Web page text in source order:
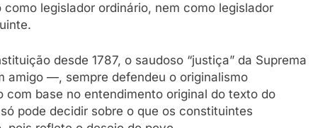
legislador ordinário, nem como legislador
desde 1787, o saudoso “justiça” da Suprema
amigo —, sempre defendeu o originalismo
base no entendimento original do texto do
pode decidir sobre o que os constituintes